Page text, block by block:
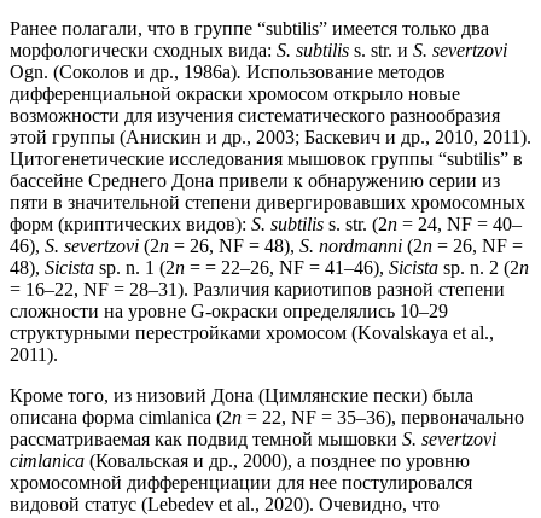
Ранее полагали, что в группе “subtilis” имеется только два
морфологически сходных вида: S. subtilis s. str. и S. severtzovi
Ogn. (Соколов и др., 1986а). Использование методов
дифференциальной окраски хромосом открыло новые
возможности для изучения систематического разнообразия
этой группы (Анискин и др., 2003; Баскевич и др., 2010, 2011).
Цитогенетические исследования мышовок группы “subtilis” в
бассейне Среднего Дона привели к обнаружению серии из
пяти в значительной степени дивергировавших хромосомных
форм (криптических видов): S. subtilis s. str. (2n = 24, NF = 40–
46), S. severtzovi (2n = 26, NF = 48), S. nordmanni (2n = 26, NF =
48), Sicista sp. n. 1 (2n = = 22–26, NF = 41–46), Sicista sp. n. 2 (2n
= 16–22, NF = 28–31). Различия кариотипов разной степени
сложности на уровне G-окраски определялись 10–29
структурными перестройками хромосом (Kovalskaya et al.,
2011).
Кроме того, из низовий Дона (Цимлянские пески) была
описана форма cimlanica (2n = 22, NF = 35–36), первоначально
рассматриваемая как подвид темной мышовки S. severtzovi
cimlanica (Ковальская и др., 2000), а позднее по уровню
хромосомной дифференциации для нее постулировался
видовой статус (Lebedev et al., 2020). Очевидно, что